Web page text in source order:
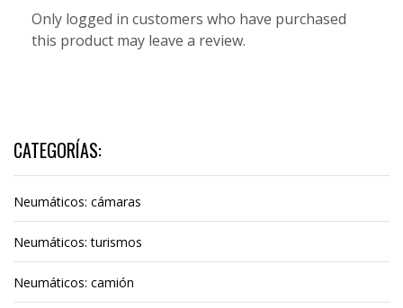
Only logged in customers who have purchased
this product may leave a review.
CATEGORÍAS:
Neumáticos: cámaras
Neumáticos: turismos
Neumáticos: camión